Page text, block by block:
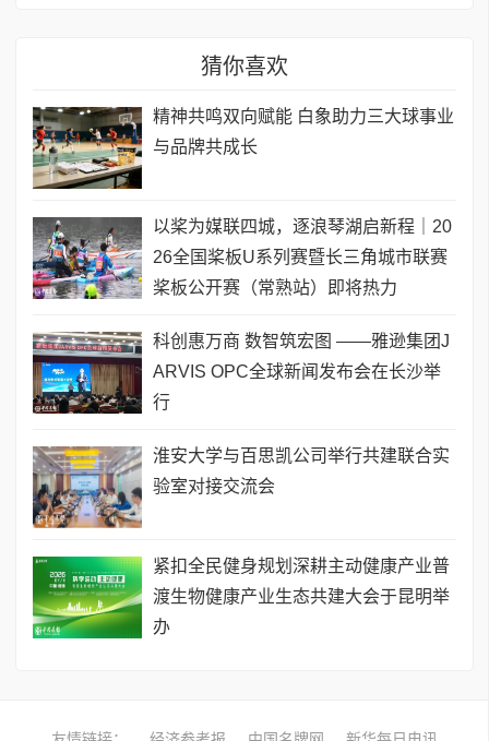
猜你喜欢
精神共鸣双向赋能 白象助力三大球事业
与品牌共成长
以桨为媒联四城，逐浪琴湖启新程｜20
26全国桨板U系列赛暨长三角城市联赛
桨板公开赛（常熟站）即将热力
科创惠万商 数智筑宏图 ——雅逊集团J
ARVIS OPC全球新闻发布会在长沙举
行
淮安大学与百思凯公司举行共建联合实
验室对接交流会
​紧扣全民健身规划深耕主动健康产业普
渡生物健康产业生态共建大会于昆明举
办